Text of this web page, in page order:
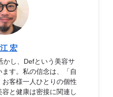
宏
かし、Defという美容サ
す。私の信念は、「自
客様一人ひとりの個性
と健康は密接に関連し